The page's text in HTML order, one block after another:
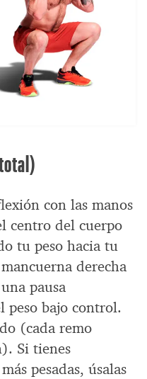
con las manos
centro del cuerpo
tu peso hacia tu
derecha
pausa
peso bajo control.
(cada remo
Si tienes
pesadas, úsalas